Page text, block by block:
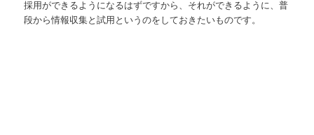
採用ができるようになるはずですから、それができるように、普
段から情報収集と試用というのをしておきたいものです。